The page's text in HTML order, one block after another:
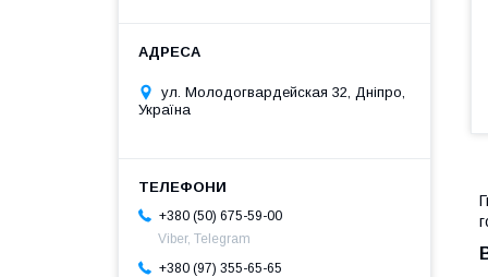
ул. Молодогвардейская 32, Дніпро,
Україна
+380 (50) 675-59-00
Viber, Telegram
+380 (97) 355-65-65